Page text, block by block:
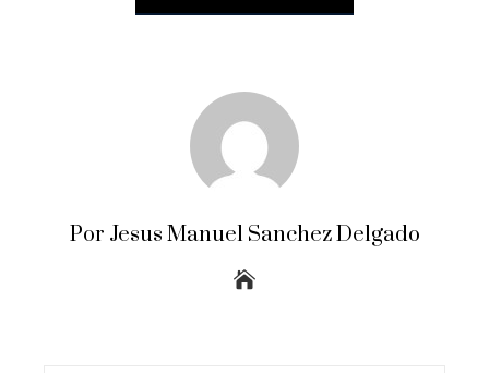
Por Jesus Manuel Sanchez Delgado